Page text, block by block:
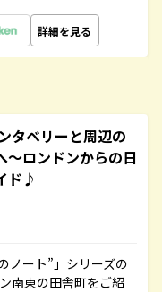
詳細を見る
タベリーと周辺の
～ロンドンからの日
ド♪
ノート”」シリーズの
南東の田舎町をご紹